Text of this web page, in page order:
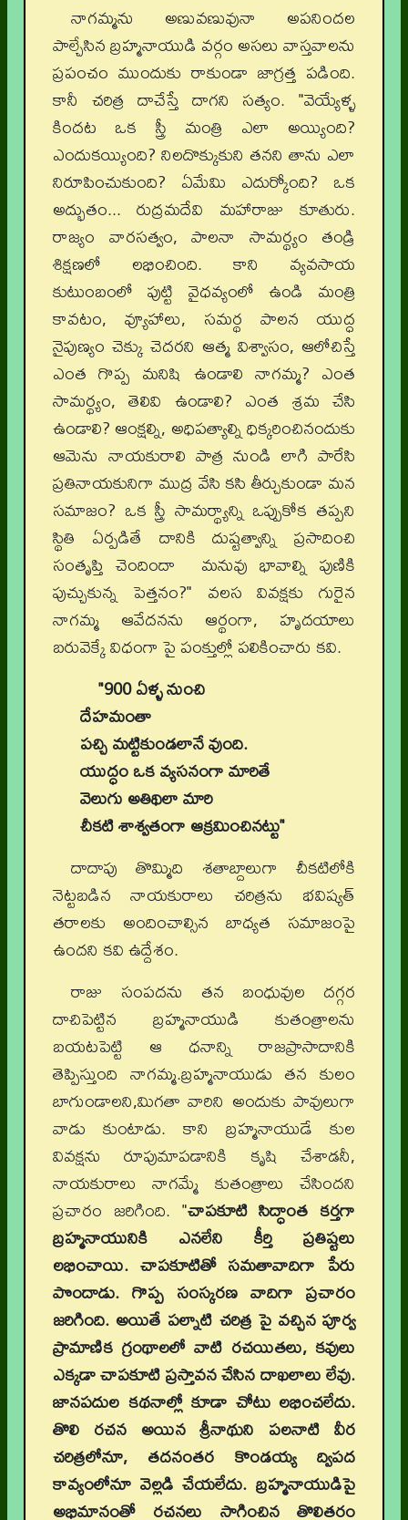
నాగమ్మను అణువణువునా అపనిందల
పాల్చేసిన బ్రహ్మనాయుడి వర్గం అసలు వాస్తవాలను
ప్రపంచం ముందుకు రాకుండా జాగ్రత్త పడింది.
కానీ చరిత్ర దాచేస్తే దాగని సత్యం. "వెయ్యేళ్ళ
కిందట ఒక స్త్రీ మంత్రి ఎలా అయ్యింది?
ఎందుకయ్యింది? నిలదొక్కుకుని తనని తాను ఎలా
నిరూపించుకుంది? ఏమేమి ఎదుర్కోంది? ఒక
అద్భుతం... రుద్రమదేవి మహారాజు కూతురు.
రాజ్యం వారసత్వం, పాలనా సామర్థ్యం తండ్రి
శిక్షణలో లభించింది. కాని వ్యవసాయ
కుటుంబంలో పుట్టి వైధవ్యంలో ఉండి మంత్రి
కావటం, వ్యూహాలు, సమర్థ పాలన యుద్ధ
నైపుణ్యం చెక్కు చెదరని ఆత్మ విశ్వాసం, ఆలోచిస్తే
ఎంత గొప్ప మనిషి ఉండాలి నాగమ్మ? ఎంత
సామర్థ్యం, తెలివి ఉండాలి? ఎంత శ్రమ చేసి
ఉండాలి? ఆంక్షల్ని, అధిపత్యాల్ని ధిక్కరించినందుకు
ఆమెను నాయకురాలి పాత్ర నుండి లాగి పారేసి
ప్రతినాయకునిగా ముద్ర వేసి కసి తీర్చుకుండా మన
సమాజం? ఒక స్త్రీ సామర్థ్యాన్ని ఒప్పుకోక తప్పని
స్థితి ఏర్పడితే దానికి దుష్టత్వాన్ని ప్రసాదించి
సంతృప్తి చెందిందా మనువు భావాల్ని పుణికి
పుచ్చుకున్న పెత్తనం?" వలస వివక్షకు గురైన
నాగమ్మ ఆవేదనను ఆర్థంగా, హృదయాలు
బరువెక్కే విధంగా పై పంక్తుల్లో పలికించారు కవి.
"900 ఏళ్ళ నుంచి
దేహమంతా
పచ్చి మట్టికుండలానే వుంది.
యుద్ధం ఒక వ్యసనంగా మారితే
వెలుగు అతిథిలా మారి
చీకటి శాశ్వతంగా ఆక్రమించినట్టు"
దాదాపు తొమ్మిది శతాబ్దాలుగా చీకటిలోకి
నెట్టబడిన నాయకురాలు చరిత్రను భవిష్యత్
తరాలకు అందించాల్సిన బాధ్యత సమాజంపై
ఉందని కవి ఉద్దేశం.
రాజు సంపదను తన బంధువుల దగ్గర
దాచిపెట్టిన బ్రహ్మనాయుడి కుతంత్రాలను
బయటపెట్టి ఆ ధనాన్ని రాజప్రాసాదానికి
తెప్పిస్తుంది నాగమ్మ.బ్రహ్మనాయుడు తన కులం
బాగుండాలని,మిగతా వారిని అందుకు పావులుగా
వాడు కుంటాడు. కాని బ్రహ్మనాయుడే కుల
వివక్షను రూపుమాపడానికి కృషి చేశాడనీ,
నాయకురాలు నాగమ్మే కుతంత్రాలు చేసిందని
ప్రచారం జరిగింది. "చాపకూటి సిద్ధాంత కర్తగా
బ్రహ్మనాయునికి ఎనలేని కీర్తి ప్రతిష్టలు
లభించాయి. చాపకూటితో సమతావాదిగా పేరు
పొందాడు. గొప్ప సంస్కరణ వాదిగా ప్రచారం
జరిగింది. అయితే పల్నాటి చరిత్ర పై వచ్చిన పూర్వ
ప్రామాణిక గ్రంథాలలో వాటి రచయితలు, కవులు
ఎక్కడా చాపకూటి ప్రస్తావన చేసిన దాఖలాలు లేవు.
జానపదుల కథనాల్లో కూడా చోటు లభించలేదు.
తొలి రచన అయిన శ్రీనాథుని పలనాటి వీర
చరిత్రలోనూ, తదనంతర కొండయ్య ద్విపద
కావ్యంలోనూ వెల్లడి చేయలేదు. బ్రహ్మనాయుడిపై
అభిమానంతో రచనలు సాగించిన తొలితరం